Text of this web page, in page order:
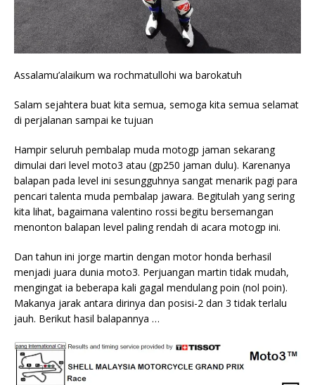
Assalamu’alaikum wa rochmatullohi wa barokatuh
Salam sejahtera buat kita semua, semoga kita semua selamat
di perjalanan sampai ke tujuan
Hampir seluruh pembalap muda motogp jaman sekarang
dimulai dari level moto3 atau (gp250 jaman dulu). Karenanya
balapan pada level ini sesungguhnya sangat menarik pagi para
pencari talenta muda pembalap jawara. Begitulah yang sering
kita lihat, bagaimana valentino rossi begitu bersemangan
menonton balapan level paling rendah di acara motogp ini.
Dan tahun ini jorge martin dengan motor honda berhasil
menjadi juara dunia moto3. Perjuangan martin tidak mudah,
mengingat ia beberapa kali gagal mendulang poin (nol poin).
Makanya jarak antara dirinya dan posisi-2 dan 3 tidak terlalu
jauh. Berikut hasil balapannya …